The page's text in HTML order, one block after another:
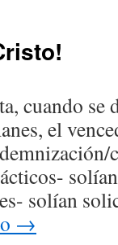
cuando
el
solían
→